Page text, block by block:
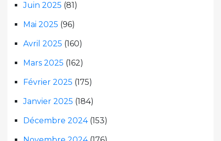
Juin 2025 (81)
Mai 2025 (96)
Avril 2025 (160)
Mars 2025 (162)
Février 2025 (175)
Janvier 2025 (184)
Décembre 2024(153)